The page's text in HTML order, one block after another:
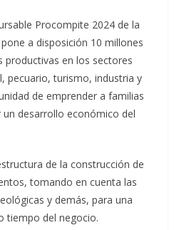
Procompite 2024 de la
a disposición 10 millones
productivas en los sectores
pecuario, turismo, industria y
de emprender a familias
desarrollo económico del
de la construcción de
tomando en cuenta las
y demás, para una
tiempo del negocio.